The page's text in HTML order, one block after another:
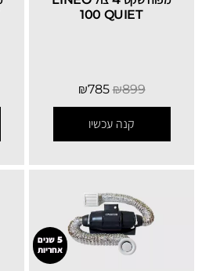
100 QUIET
₪899
₪785
קנה עכשיו
5 שנים
אחריות